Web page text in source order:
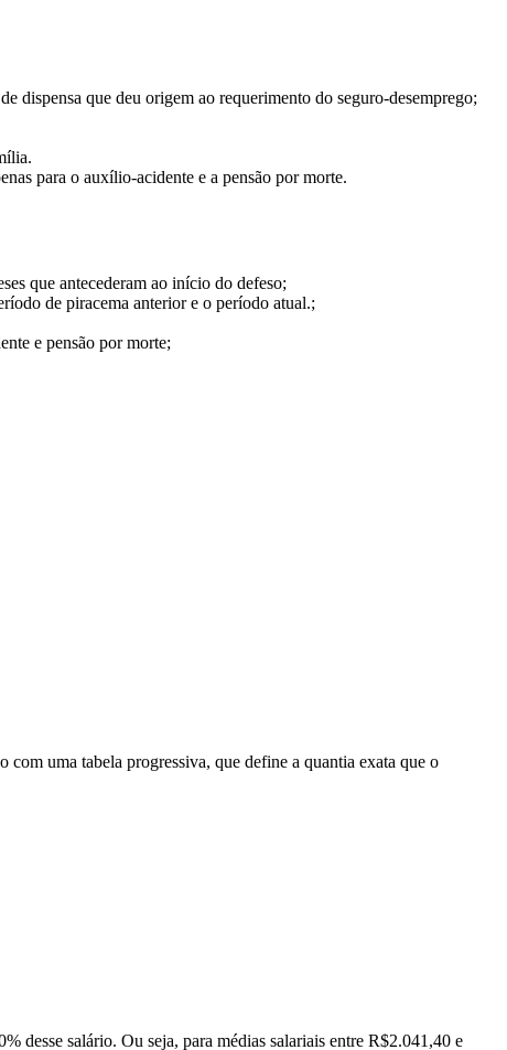
dispensa que deu origem ao requerimento do seguro-desemprego;
para o auxílio-acidente e a pensão por morte.
que antecederam ao início do defeso;
de piracema anterior e o período atual.;
e pensão por morte;
uma tabela progressiva, que define a quantia exata que o
desse salário. Ou seja, para médias salariais entre R$2.041,40 e